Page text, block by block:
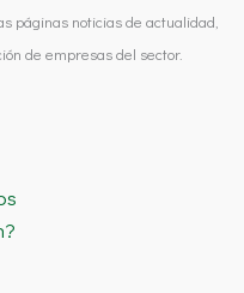
páginas noticias de actualidad,
de empresas del sector.